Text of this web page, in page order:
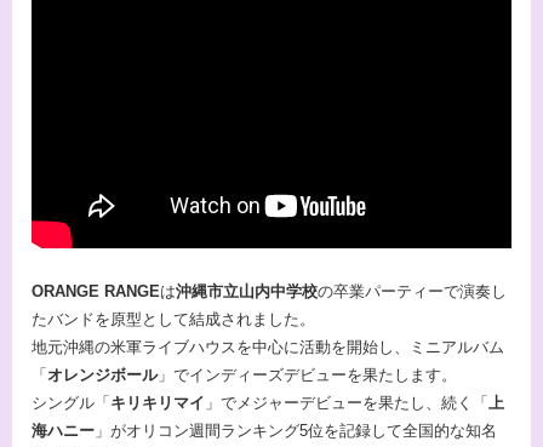
ORANGE RANGEは沖縄市立山内中学校の卒業パーティーで演奏し
たバンドを原型として結成されました。
地元沖縄の米軍ライブハウスを中心に活動を開始し、ミニアルバム
「オレンジボール」でインディーズデビューを果たします。
シングル「キリキリマイ 」でメジャーデビューを果たし、続く「 上
海ハニー 」がオリコン週間ランキング5位を記録して全国的な知名